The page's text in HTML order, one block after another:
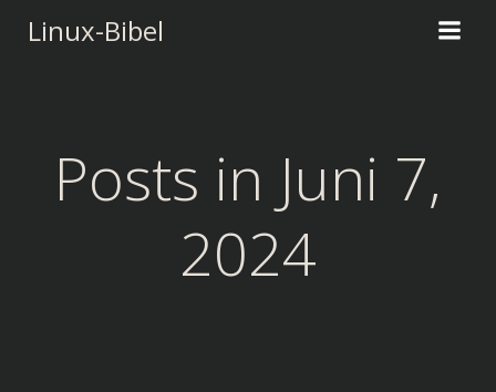
Linux-Bibel
Posts in Juni 7,
2024